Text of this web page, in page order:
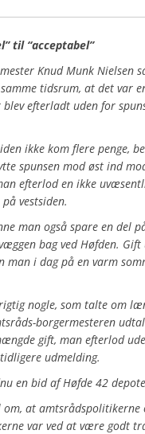
til “acceptabel”
Knud Munk Nielsen
tidsrum, at det var
efterladt uden for
ikke kom flere penge,
spunsen mod øst ind
efterlod en ikke
vestsiden.
man også spare en del
bag ved Høfden.
man i dag på en varm
nogle, som talte om
borgermesteren
gift, man efterlod
udmelding.
en bid af Høfde 42
om, at amtsrådspolitikerne
var ved at være godt